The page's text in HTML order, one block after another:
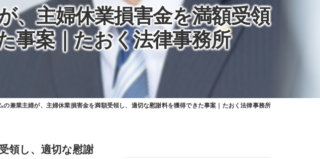
、主婦休業損害金を満額受領
事案｜たおく法律事務所
の兼業主婦が、主婦休業損害金を満額受領し、適切な慰謝料を獲得できた事案｜たおく法律事務所
領し、適切な慰謝